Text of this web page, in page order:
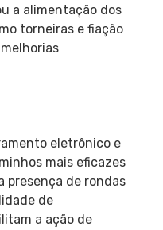
a alimentação dos
torneiras e fiação
eletrônico e
mais eficazes
presença de rondas
de
a ação de